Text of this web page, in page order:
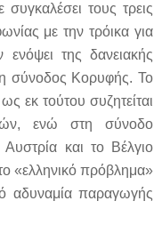
τους τρεις
με την τρόικα για
της δανειακής
σύνοδος Κορυφής. Το
εκ τούτου συζητείται
ενώ στη σύνοδο
και το Βέλγιο
«ελληνικό πρόβλημα»
αδυναμία παραγωγής